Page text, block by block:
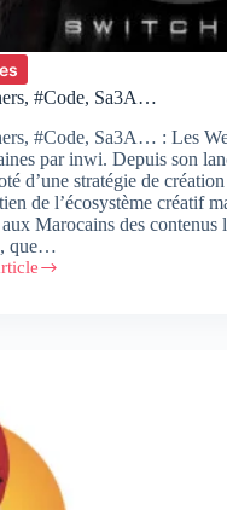
#Code, Sa3A…
#Code, Sa3A… : Les
par inwi. Depuis son
d’une stratégie de
de l’écosystème créatif
Marocains des contenus
que…